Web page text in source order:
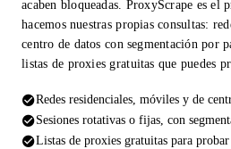
acaben bloqueadas. ProxyScrape es el
hacemos nuestras propias consultas:
centro de datos con segmentación por
listas de proxies gratuitas que puedes
Redes residenciales, móviles y de
Sesiones rotativas o fijas, con
Listas de proxies gratuitas para